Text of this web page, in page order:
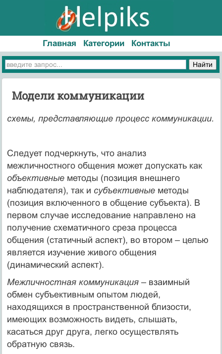
Главная Категории Контакты
Модели коммуникации
схемы, представляющие процесс коммуникации.
Следует подчеркнуть, что анализ
межличностного общения может допускать как
объективные методы (позиция внешнего
наблюдателя), так и субъективные методы
(позиция включенного в общение субъекта). В
первом случае исследование направлено на
получение схематичного среза процесса
общения (статичный аспект), во втором – целью
является изучение живого общения
(динамический аспект).
Межличностная коммуникация – взаимный
обмен субъективным опытом людей,
находящихся в пространственной близости,
имеющих возможность видеть, слышать,
касаться друг друга, легко осуществлять
обратную связь.